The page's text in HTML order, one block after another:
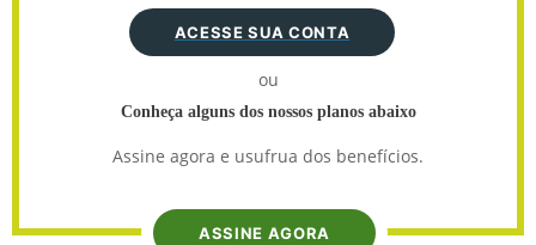
ACESSE SUA CONTA
ou
Conheça alguns dos nossos planos abaixo
Assine agora e usufrua dos benefícios.
ASSINE AGORA